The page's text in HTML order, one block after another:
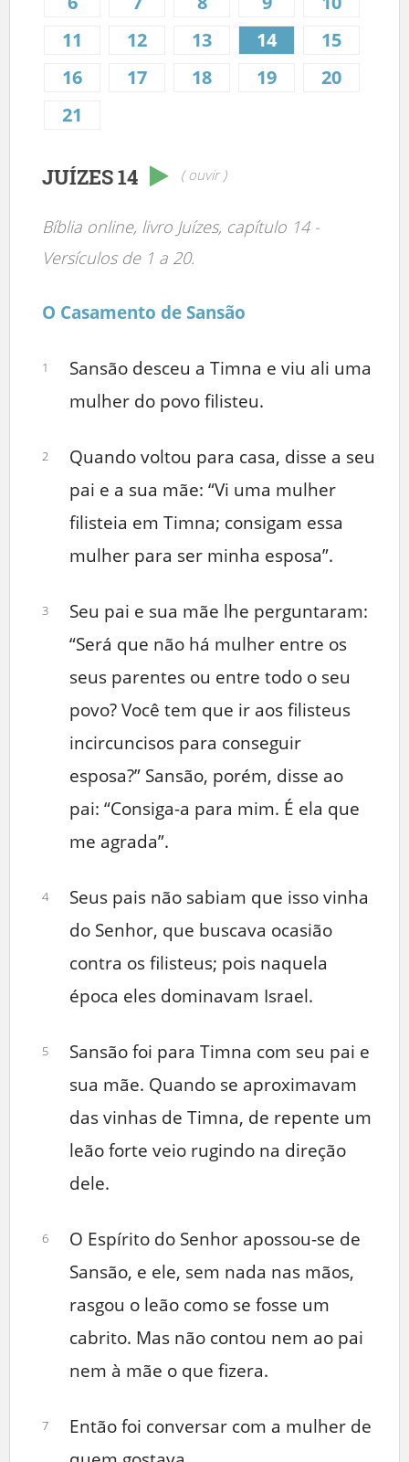
11
12 13 14
15
16
17 18 19
20
21
JUÍZES 14 ( ouvir )
Bíblia online, livro Juízes, capítulo 14 -
Versículos de 1 a 20.
O Casamento de Sansão
1
Sansão desceu a Timna e viu ali uma
mulher do povo filisteu.
2
Quando voltou para casa, disse a seu
pai e a sua mãe: “Vi uma mulher
filisteia em Timna; consigam essa
mulher para ser minha esposa”.
3
Seu pai e sua mãe lhe perguntaram:
“Será que não há mulher entre os
seus parentes ou entre todo o seu
povo? Você tem que ir aos filisteus
incircuncisos para conseguir
esposa?” Sansão, porém, disse ao
pai: “Consiga-a para mim. É ela que
me agrada”.
4
Seus pais não sabiam que isso vinha
do Senhor, que buscava ocasião
contra os filisteus; pois naquela
época eles dominavam Israel.
5
Sansão foi para Timna com seu pai e
sua mãe. Quando se aproximavam
das vinhas de Timna, de repente um
leão forte veio rugindo na direção
dele.
6
O Espírito do Senhor apossou-se de
Sansão, e ele, sem nada nas mãos,
rasgou o leão como se fosse um
cabrito. Mas não contou nem ao pai
nem à mãe o que fizera.
7
Então foi conversar com a mulher de